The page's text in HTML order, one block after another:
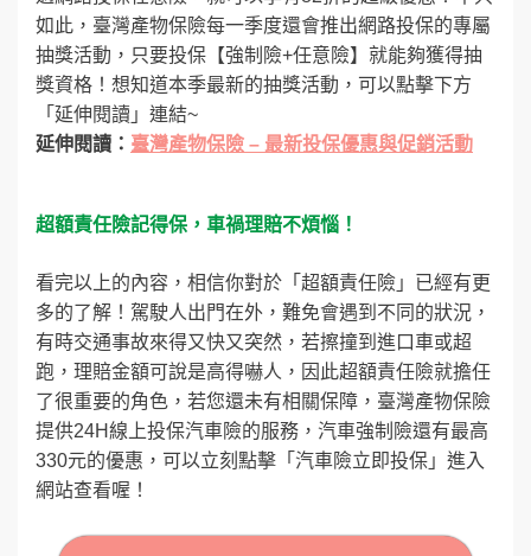
如此，臺灣產物保險每一季度還會推出網路投保的專屬
抽獎活動，只要投保【強制險+任意險】就能夠獲得抽
獎資格！想知道本季最新的抽獎活動，可以點擊下方
「延伸閱讀」連結~
延伸閱讀： 臺灣產物保險 – 最新投保優惠與促銷活動
超額責任險記得保，車禍理賠不煩惱！
看完以上的內容，相信你對於「超額責任險」已經有更
多的了解！駕駛人出門在外，難免會遇到不同的狀況，
有時交通事故來得又快又突然，若擦撞到進口車或超
跑，理賠金額可說是高得嚇人，因此超額責任險就擔任
了很重要的角色，若您還未有相關保障，臺灣產物保險
提供24H線上投保汽車險的服務，汽車強制險還有最高
330元的優惠，可以立刻點擊「汽車險立即投保」進入
網站查看喔！